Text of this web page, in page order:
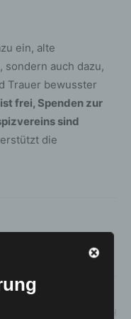
ein, alte
sondern auch dazu,
Trauer bewusster
frei, Spenden zur
sind
die